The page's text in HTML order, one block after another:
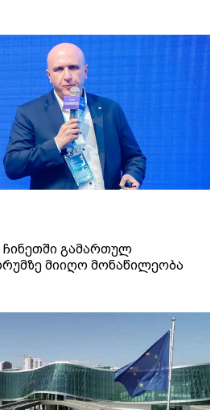
ჩინეთში გამართულ
მიიღო მონაწილეობა